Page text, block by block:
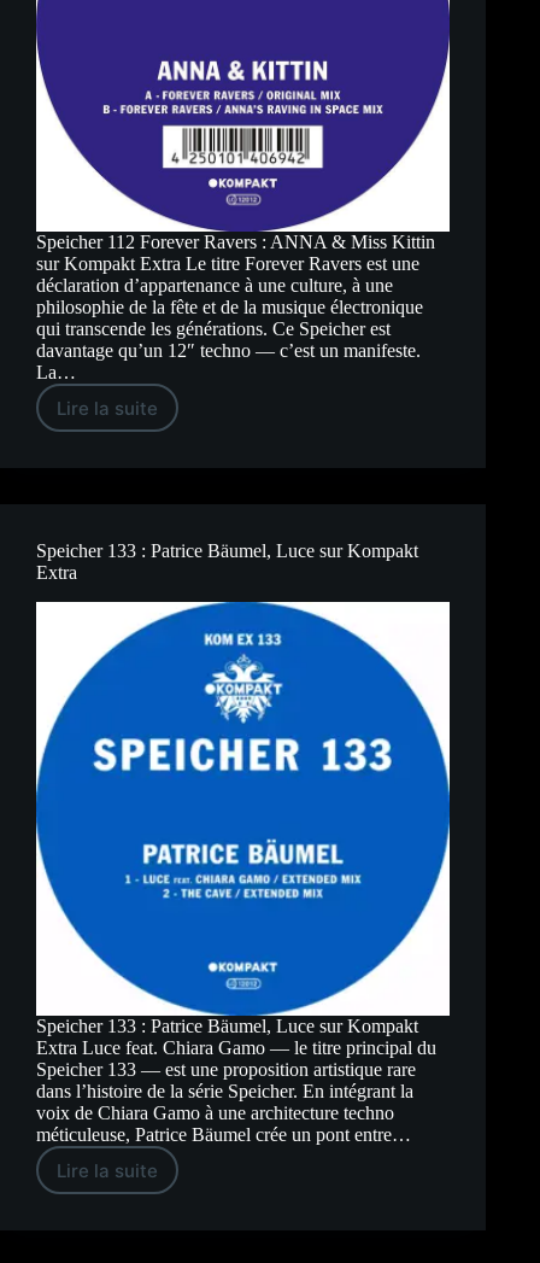
Speicher 112 Forever Ravers : ANNA & Miss Kittin
sur Kompakt Extra Le titre Forever Ravers est une
déclaration d’appartenance à une culture, à une
philosophie de la fête et de la musique électronique
qui transcende les générations. Ce Speicher est
davantage qu’un 12″ techno — c’est un manifeste.
La…
Lire la suite
Speicher
112
ANNA
Miss
Kittin
Kompakt
Speicher 133 : Patrice Bäumel, Luce sur Kompakt
Extra
Speicher 133 : Patrice Bäumel, Luce sur Kompakt
Extra Luce feat. Chiara Gamo — le titre principal du
Speicher 133 — est une proposition artistique rare
dans l’histoire de la série Speicher. En intégrant la
voix de Chiara Gamo à une architecture techno
méticuleuse, Patrice Bäumel crée un pont entre…
Lire la suite
Speicher
133